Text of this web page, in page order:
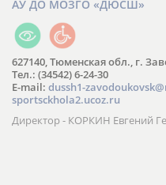
АУ ДО МОЗГО «ДЮСШ»
627140, Тюменская обл., г.
Тел.: (34542) 6-24-30
​E-mail: dussh1-
sportsckhola2.ucoz.ru
Директор - КОРКИН Евгений